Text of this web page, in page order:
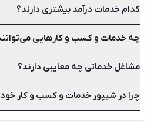
کدام خدمات درآمد بیشتری دارند؟
خدماتی مانند آرایشگری و
چه خدمات و کسب و کارهایی
تفاوتی ندارد که شما چه نوع
مشاغل خدماتی چه معایبی دارند؟
معمولا وظایف افرادی که در حوزه
چرا در شیپور خدمات و کسب و کار خود